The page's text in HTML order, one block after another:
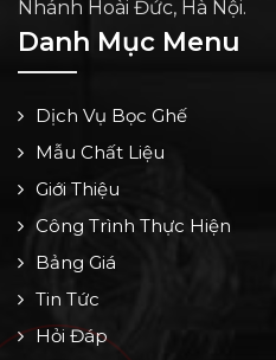
Nhánh Hoài Đức, Hà Nội.
Danh Mục Menu
Dịch Vụ Bọc Ghế
Mẫu Chất Liệu
Giới Thiệu
Công Trình Thực Hiện
Bảng Giá
Tin Tức
Hỏi Đáp